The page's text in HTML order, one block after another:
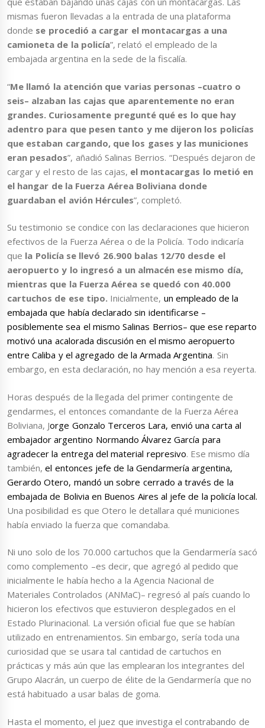
mismas fueron llevadas a la entrada de una plataforma
donde se procedió a cargar el montacargas a una
camioneta de la policía”, relató el empleado de la
embajada argentina en la sede de la fiscalía.
“Me llamó la atención que varias personas –cuatro o
seis– alzaban las cajas que aparentemente no eran
grandes. Curiosamente pregunté qué es lo que hay
adentro para que pesen tanto y me dijeron los policías
que estaban cargando, que los gases y las municiones
eran pesados”, añadió Salinas Berrios. “Después dejaron de
cargar y el resto de las cajas, el montacargas lo metió en
el hangar de la Fuerza Aérea Boliviana donde
guardaban el avión Hércules”, completó.
Su testimonio se condice con las declaraciones que hicieron
efectivos de la Fuerza Aérea o de la Policía. Todo indicaría
que la Policía se llevó 26.900 balas 12/70 desde el
aeropuerto y lo ingresó a un almacén ese mismo día,
mientras que la Fuerza Aérea se quedó con 40.000
cartuchos de ese tipo. Inicialmente, un empleado de la
embajada que había declarado sin identificarse –
posiblemente sea el mismo Salinas Berrios– que ese reparto
motivó una acalorada discusión en el mismo aeropuerto
entre Caliba y el agregado de la Armada Argentina. Sin
embargo, en esta declaración, no hay mención a esa reyerta.
Horas después de la llegada del primer contingente de
gendarmes, el entonces comandante de la Fuerza Aérea
Boliviana, Jorge Gonzalo Terceros Lara, envió una carta al
embajador argentino Normando Álvarez García para
agradecer la entrega del material represivo. Ese mismo día
también,el entonces jefe de la Gendarmería argentina,
Gerardo Otero, mandó un sobre cerrado a través de la
embajada de Bolivia en Buenos Aires al jefe de la policía local.
Una posibilidad es que Otero le detallara qué municiones
había enviado la fuerza que comandaba.
Ni uno solo de los 70.000 cartuchos que la Gendarmería sacó
como complemento –es decir, que agregó al pedido que
inicialmente le había hecho a la Agencia Nacional de
Materiales Controlados (ANMaC)– regresó al país cuando lo
hicieron los efectivos que estuvieron desplegados en el
Estado Plurinacional. La versión oficial fue que se habían
utilizado en entrenamientos. Sin embargo, sería toda una
curiosidad que se usara tal cantidad de cartuchos en
prácticas y más aún que las emplearan los integrantes del
Grupo Alacrán, un cuerpo de élite de la Gendarmería que no
está habituado a usar balas de goma.
Hasta el momento, el juez que investiga el contrabando de